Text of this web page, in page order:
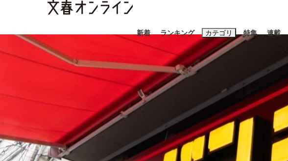
新着 ランキング カテゴリ
ニュース エンタメ
特集 連載
おすすめのキーワードタグ一覧
#藤田晋 #三山凌輝 #高市早苗
#玉木雄一郎
#亀和田武